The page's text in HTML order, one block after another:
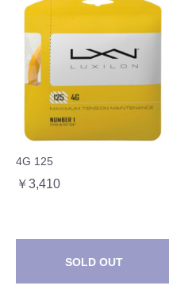
4G 125
￥3,410
SOLD OUT